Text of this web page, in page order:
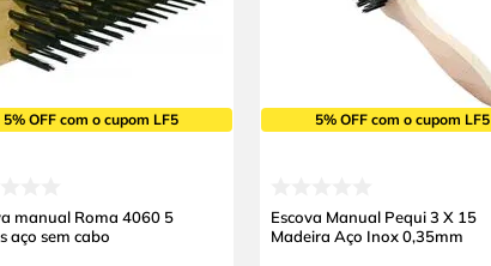
5% OFF com o cupom LF5
manual Roma 4060 5
aço sem cabo
5% OFF com o cupom LF5
Escova Manual Pequi 3 X 15
Madeira Aço Inox 0,35mm